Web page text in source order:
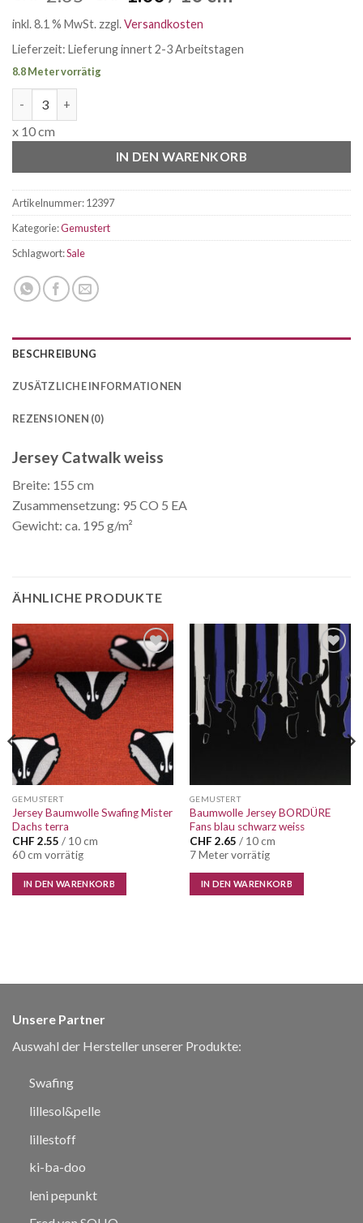
Preis
war:
CHF 2.35
Preis
ist:
CHF 1.00.
inkl. 8.1 % MwSt. zzgl.Versandkosten
Lieferzeit: Lieferung innert 2-3 Arbeitstagen
8.8 Meter vorrätig
x 10 cm
IN DEN WARENKORB
Artikelnummer:12397
Kategorie:Gemustert
Schlagwort:Sale
BESCHREIBUNG
ZUSÄTZLICHE INFORMATIONEN
REZENSIONEN (0)
Jersey Catwalk weiss
Breite: 155 cm
Zusammensetzung: 95 CO 5 EA
Gewicht: ca. 195 g/m²
ÄHNLICHE PRODUKTE
Auf die
Wunschliste
GEMUSTERT
Jersey Baumwolle Swafing Mister
Dachs terra
CHF 2.55 / 10 cm
60 cm vorrätig
IN DEN WARENKORB
Auf die
Wunschliste
GEMUSTERT
Baumwolle Jersey BORDÜRE
Fans blau schwarz weiss
CHF 2.65 / 10 cm
7 Meter vorrätig
IN DEN WARENKORB
Unsere Partner
Auswahl der Hersteller unserer Produkte:
Swafing
lillesol&pelle
lillestoff
ki-ba-doo
leni pepunkt